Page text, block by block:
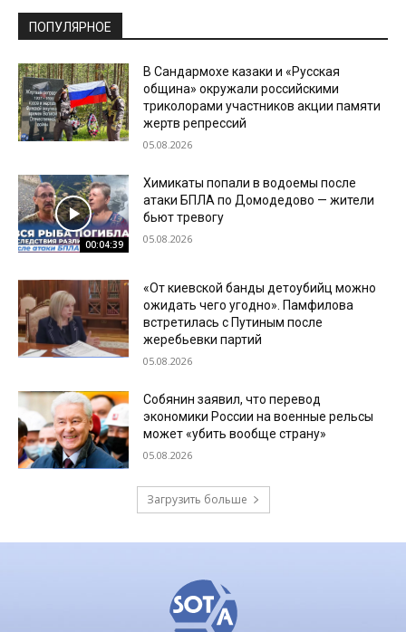
ПОПУЛЯРНОЕ
В Сандармохе казаки и «Русская
община» окружали российскими
триколорами участников акции памяти
жертв репрессий
05.08.2026
00:04:39
Химикаты попали в водоемы после
атаки БПЛА по Домодедово — жители
бьют тревогу
05.08.2026
«От киевской банды детоубийц можно
ожидать чего угодно». Памфилова
встретилась с Путиным после
жеребьевки партий
05.08.2026
Собянин заявил, что перевод
экономики России на военные рельсы
может «убить вообще страну»
05.08.2026
Загрузить больше